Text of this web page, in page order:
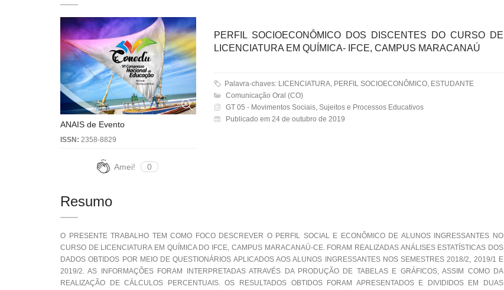
ANAIS de Evento
ISSN: 2358-8829
Amei! 0
PERFIL SOCIOECONÔMICO DOS DISCENTES DO CURSO DE
LICENCIATURA EM QUÍMICA- IFCE, CAMPUS MARACANAÚ
Palavra-chaves: LICENCIATURA, PERFIL SOCIOECONÔMICO, ESTUDANTE
Comunicação Oral (CO)
GT 05 - Movimentos Sociais, Sujeitos e Processos Educativos
Publicado em 24 de outubro de 2019
Resumo
O PRESENTE TRABALHO TEM COMO FOCO DESCREVER O PERFIL SOCIAL E ECONÔMICO DE ALUNOS INGRESSANTES NO
CURSO DE LICENCIATURA EM QUÍMICA DO IFCE, CAMPUS MARACANAÚ-CE. FORAM REALIZADAS ANÁLISES ESTATÍSTICAS DOS
DADOS OBTIDOS POR MEIO DE QUESTIONÁRIOS APLICADOS AOS ALUNOS INGRESSANTES NOS SEMESTRES 2018/2, 2019/1 E
2019/2. AS INFORMAÇÕES FORAM INTERPRETADAS ATRAVÉS DA PRODUÇÃO DE TABELAS E GRÁFICOS, ASSIM COMO DA
REALIZAÇÃO DE CÁLCULOS PERCENTUAIS. OS RESULTADOS OBTIDOS FORAM APRESENTADOS E DIVIDIDOS EM DUAS